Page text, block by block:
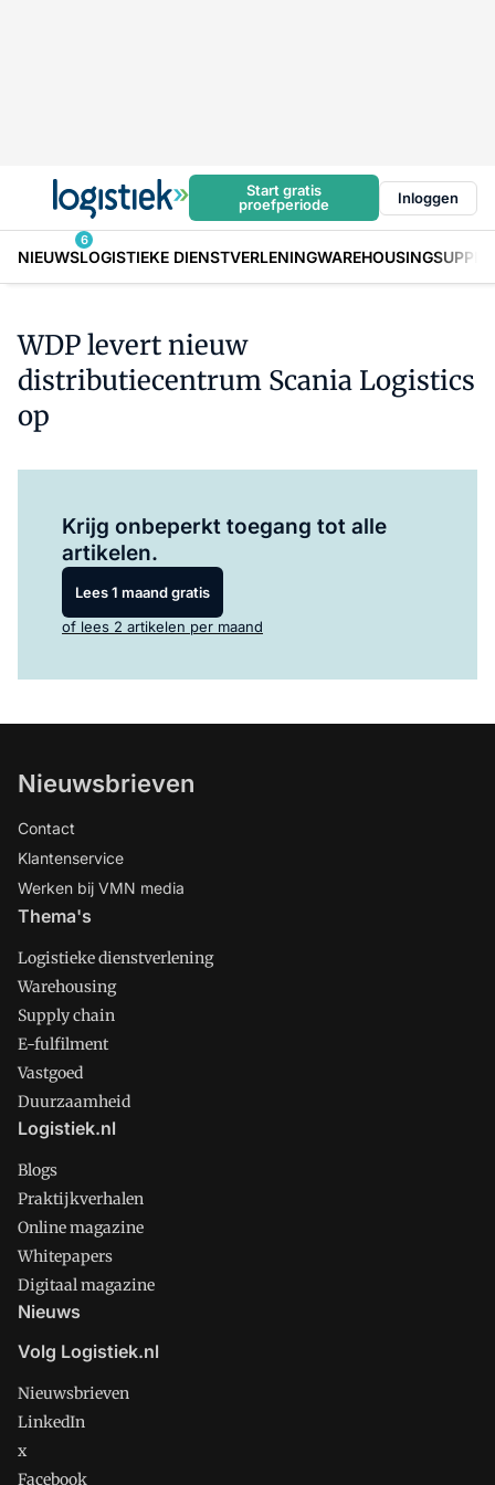
Start gratis
proefperiode
Inloggen
NIEUWS
6
LOGISTIEKE DIENSTVERLENINGWAREHOUSING
WDP levert nieuw
distributiecentrum Scania Logistics
op
Krijg onbeperkt toegang tot alle
artikelen.
Lees 1 maand gratis
of lees 2 artikelen per maand
Nieuwsbrieven
Contact
Klantenservice
Werken bij VMN media
Thema's
Logistieke dienstverlening
Warehousing
Supply chain
E-fulfilment
Vastgoed
Duurzaamheid
Logistiek.nl
Blogs
Praktijkverhalen
Online magazine
Whitepapers
Digitaal magazine
Nieuws
Volg Logistiek.nl
Nieuwsbrieven
LinkedIn
x
Facebook